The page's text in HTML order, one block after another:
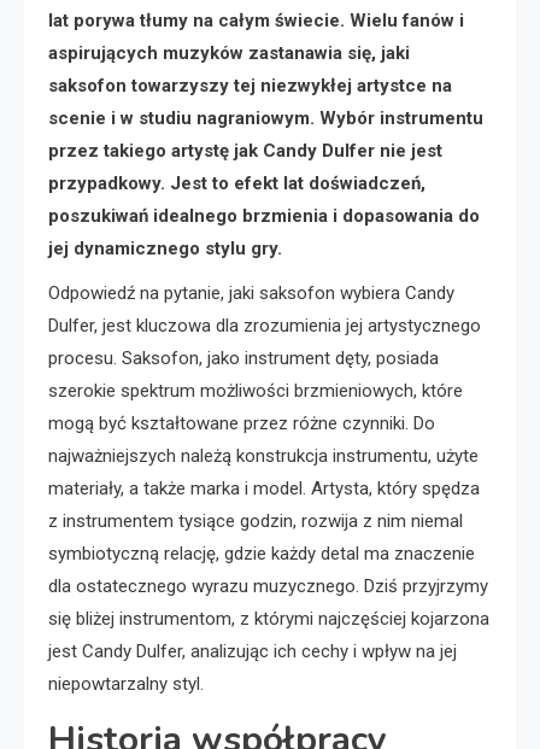
lat porywa tłumy na całym świecie. Wielu fanów i
aspirujących muzyków zastanawia się, jaki
saksofon towarzyszy tej niezwykłej artystce na
scenie i w studiu nagraniowym. Wybór instrumentu
przez takiego artystę jak Candy Dulfer nie jest
przypadkowy. Jest to efekt lat doświadczeń,
poszukiwań idealnego brzmienia i dopasowania do
jej dynamicznego stylu gry.
Odpowiedź na pytanie, jaki saksofon wybiera Candy
Dulfer, jest kluczowa dla zrozumienia jej artystycznego
procesu. Saksofon, jako instrument dęty, posiada
szerokie spektrum możliwości brzmieniowych, które
mogą być kształtowane przez różne czynniki. Do
najważniejszych należą konstrukcja instrumentu, użyte
materiały, a także marka i model. Artysta, który spędza
z instrumentem tysiące godzin, rozwija z nim niemal
symbiotyczną relację, gdzie każdy detal ma znaczenie
dla ostatecznego wyrazu muzycznego. Dziś przyjrzymy
się bliżej instrumentom, z którymi najczęściej kojarzona
jest Candy Dulfer, analizując ich cechy i wpływ na jej
niepowtarzalny styl.